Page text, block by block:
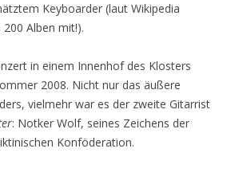
Keyboarder (laut Wikipedia
Alben mit!).
in einem Innenhof des Klosters
2008. Nicht nur das äußere
vielmehr war es der zweite Gitarrist
: Notker Wolf, seines Zeichens der
Konföderation.